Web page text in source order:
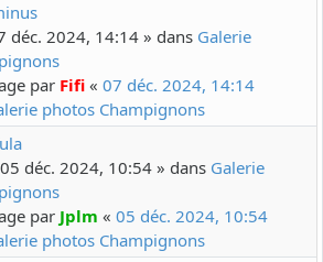
déc. 2024, 14:14 » dans Galerie
par Fifi « 07 déc. 2024, 14:14
photos Champignons
déc. 2024, 10:54 » dans Galerie
par Jplm « 05 déc. 2024, 10:54
photos Champignons